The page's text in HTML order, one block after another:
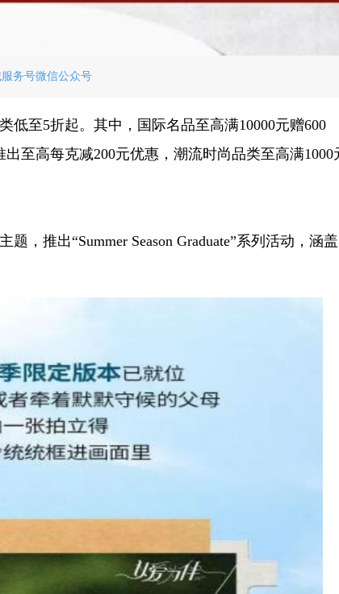
务号微信公众号
至5折起。其中，国际名品至高满10000元赠600
至高每克减200元优惠，潮流时尚品类至高满1000
，推出“Summer Season Graduate”系列活动，涵盖